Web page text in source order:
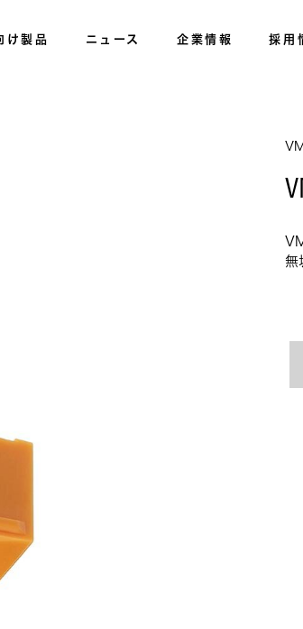
け製品 ニュース 企業情報 採用
無